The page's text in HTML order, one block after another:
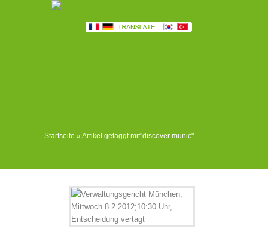
Startseite »Artikel getaggt mit"discover munic"